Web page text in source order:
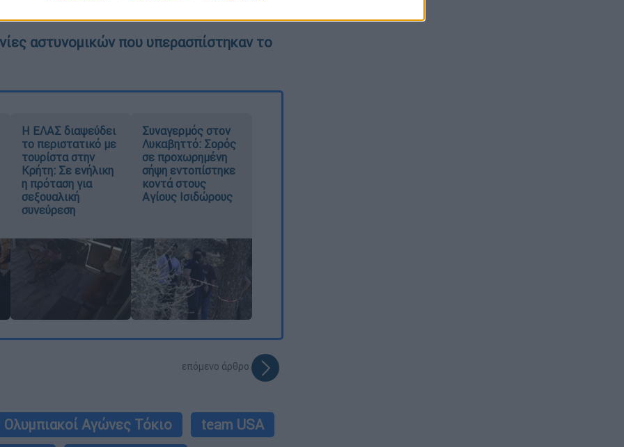
ανοσίας αρχίζει να εξασθενεί
αστυνομικών που υπερασπίστηκαν το
Η ΕΛΑΣ διαψεύδει
το περιστατικό με
τουρίστα στην
Κρήτη: Σε ενήλικη
η πρόταση για
σεξουαλική
συνεύρεση
Συναγερμός στον
Λυκαβηττό: Σορός
σε προχωρημένη
σήψη εντοπίστηκε
κοντά στους
Αγίους Ισιδώρους
επόμενο άρθρο
Ολυμπιακοί Αγώνες Τόκιο team USA